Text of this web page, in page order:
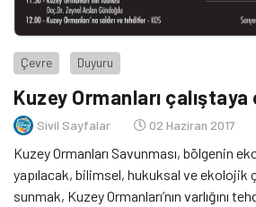
Çevre Duyuru
Kuzey Ormanları çalıştaya
Sivil Sayfalar 02 Haziran 2017
Kuzey Ormanları Savunması, bölgenin
yapılacak, bilimsel, hukuksal ve ekolojik
sunmak, Kuzey Ormanları’nın varlığını